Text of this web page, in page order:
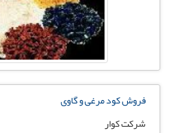
فروش کود مرغی و گاوی
شرکت کوار